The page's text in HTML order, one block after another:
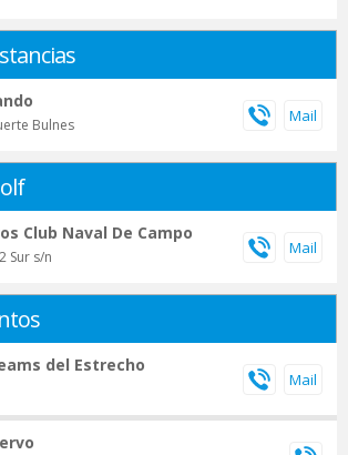
Bulnes
Club Naval De Campo
Sur s/n
del Estrecho